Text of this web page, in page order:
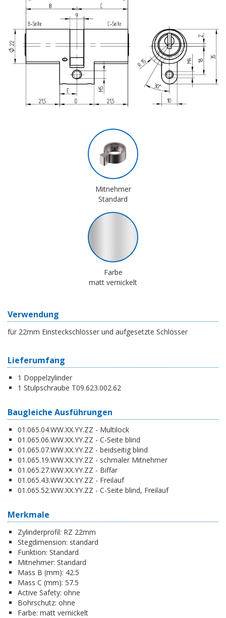
Mitnehmer
Standard
Farbe
matt vernickelt
Verwendung
für 22mm Einsteckschlösser und aufgesetzte Schlösser
Lieferumfang
1 Doppelzylinder
1 Stulpschraube T09.623.002.62
Baugleiche Ausführungen
01.065.04.WW.XX.YY.ZZ - Multilock
01.065.06.WW.XX.YY.ZZ - C-Seite blind
01.065.07.WW.XX.YY.ZZ - beidseitig blind
01.065.19.WW.XX.YY.ZZ - schmaler Mitnehmer
01.065.27.WW.XX.YY.ZZ - Biffar
01.065.43.WW.XX.YY.ZZ - Freilauf
01.065.52.WW.XX.YY.ZZ - C-Seite blind, Freilauf
Merkmale
Zylinderprofil: RZ 22mm
Stegdimension: standard
Funktion: Standard
Mitnehmer: Standard
Mass B (mm): 42.5
Mass C (mm): 57.5
Active Safety: ohne
Bohrschutz: ohne
Farbe: matt vernickelt